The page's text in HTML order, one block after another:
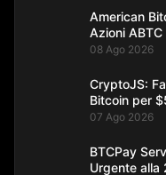
American
Azioni
08 Ago 2026
CryptoJS:
Bitcoin per
07 Ago 2026
BTCPay
Urgente alla